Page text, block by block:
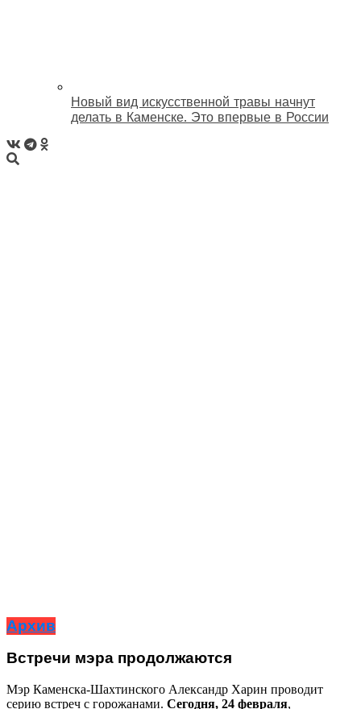
Новый вид искусственной травы начнут
делать в Каменске. Это впервые в России
Архив
Встречи мэра продолжаются
Мэр Каменска-Шахтинского Александр Харин проводит
серию встреч с горожанами. Сегодня, 24 февраля,